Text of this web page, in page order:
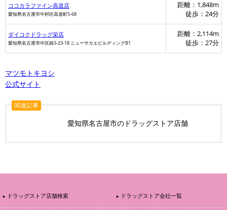
ココカラファイン高道店
愛知県名古屋市中村区高道町5-68
距離：1,848m
徒歩：24分
ダイコクドラッグ栄店
愛知県名古屋市中区錦3-23-18 ニューサカエビルディングB1
距離：2,114m
徒歩：27分
マツモトキヨシ
公式サイト
関連記事
愛知県名古屋市のドラッグストア店舗
ドラッグストア店舗検索 ドラッグストア会社一覧